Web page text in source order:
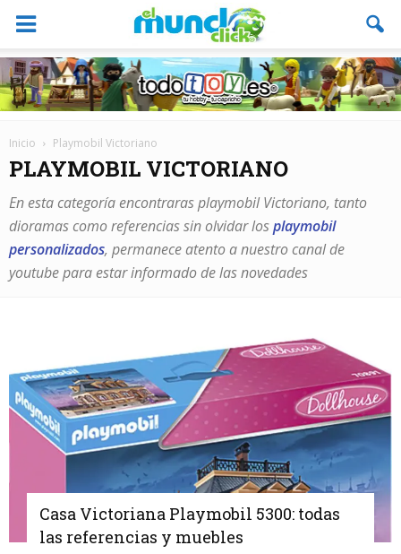
Inicio Playmobil Victoriano
PLAYMOBIL VICTORIANO
En esta categoría encontraras playmobil Victoriano, tanto
dioramas como referencias sin olvidar losplaymobil
personalizados, permanece atento a nuestro canal de
youtube para estar informado de las novedades
Casa Victoriana Playmobil 5300: todas
las referencias y muebles